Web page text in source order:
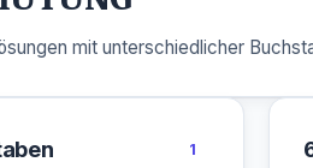
mit unterschiedlicher
1